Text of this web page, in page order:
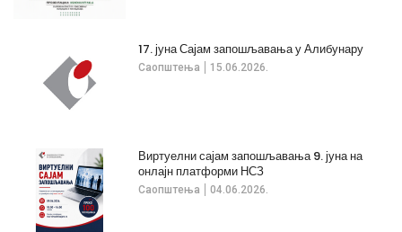
Саопштења 15.06.2026.
17. јуна Сајам запошљавања у Алибунару
Саопштења 04.06.2026.
Виртуелни сајам запошљавања 9. јуна на
онлајн платформи НСЗ